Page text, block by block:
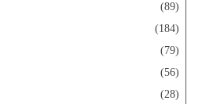
(89)
(184)
(79)
(56)
(28)